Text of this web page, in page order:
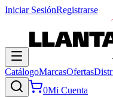
Iniciar SesiónRegistrarse
CatálogoMarcasOfertas
0Mi Cuenta